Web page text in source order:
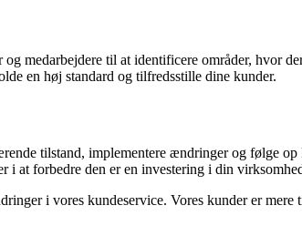
medarbejdere til at identificere områder, hvor
en høj standard og tilfredsstille dine kunder.
tilstand, implementere ændringer og følge
at forbedre den er en investering i din
i vores kundeservice. Vores kunder er